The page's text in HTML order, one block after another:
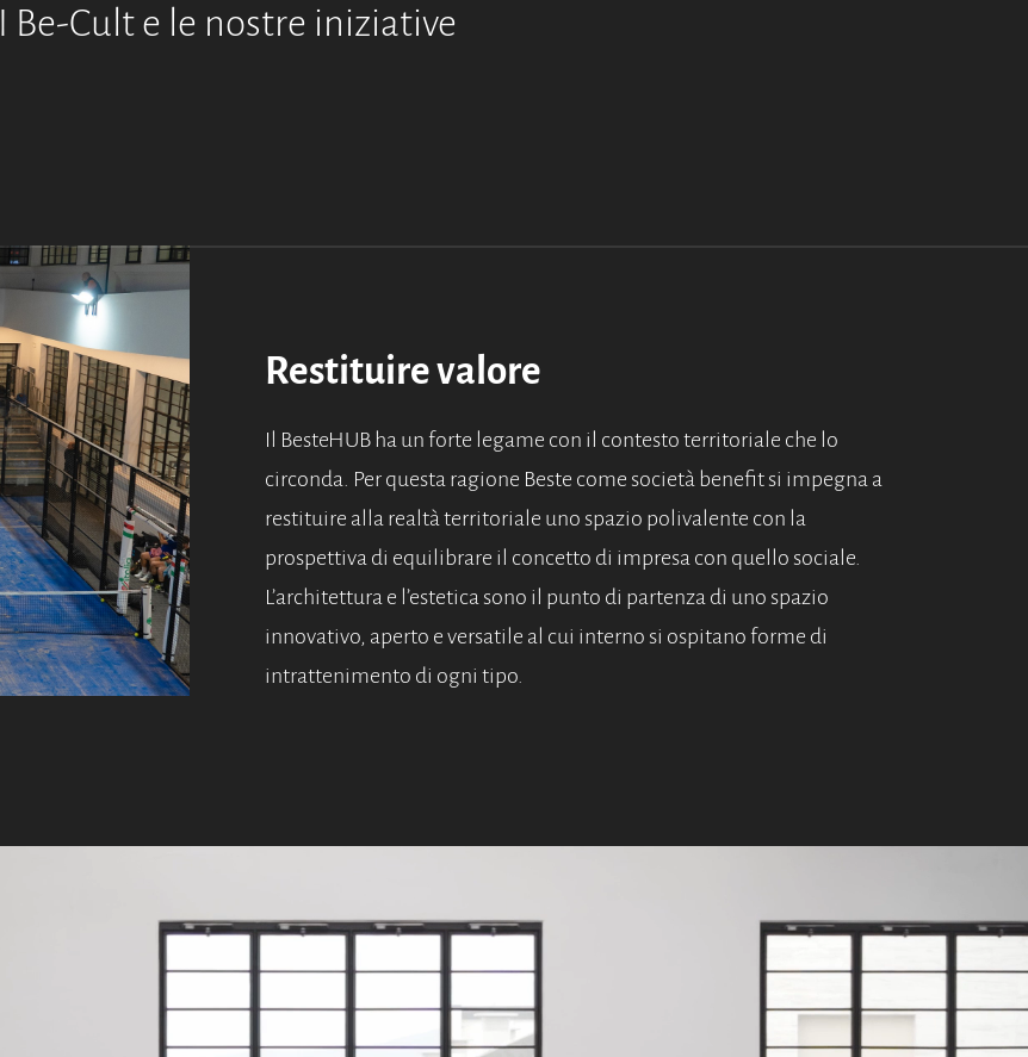
I Be-Cult e le nostre iniziative
Restituire valore
Il BesteHUB ha un forte legame con il contesto territoriale che lo
circonda. Per questa ragione Beste come società benefit si impegna a
restituire alla realtà territoriale uno spazio polivalente con la
prospettiva di equilibrare il concetto di impresa con quello sociale.
L’architettura e l’estetica sono il punto di partenza di uno spazio
innovativo, aperto e versatile al cui interno si ospitano forme di
intrattenimento di ogni tipo.